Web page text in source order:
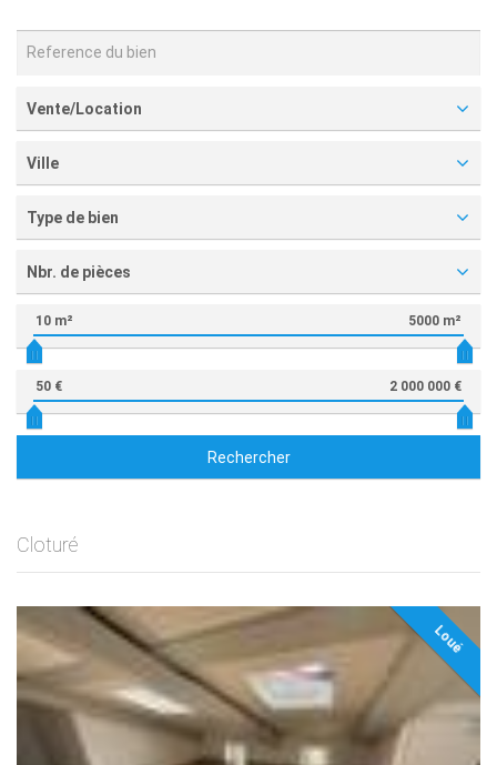
Vente/Location
Ville
Type de bien
Nbr. de pièces
10 m² 5000 m²
50 € 2 000 000 €
Rechercher
Cloturé
Loué